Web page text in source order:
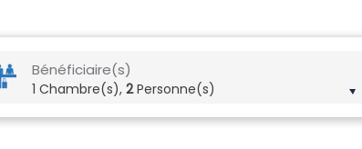
Bénéficiaire(s)
1 Chambre(s), 2Personne(s)